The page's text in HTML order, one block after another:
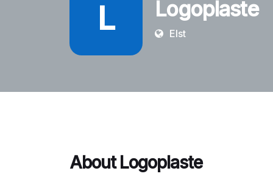
L Logoplaste
Elst
About Logoplaste